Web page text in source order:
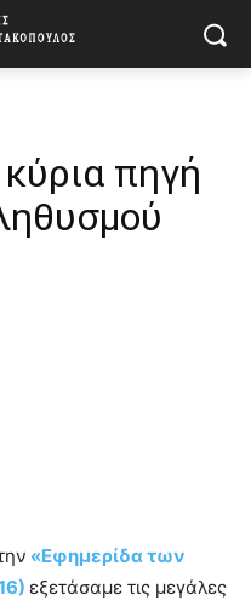
πηγή
«Εφημερίδα των
εξετάσαμε τις μεγάλες